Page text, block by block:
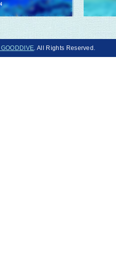
. All Rights Reserved.